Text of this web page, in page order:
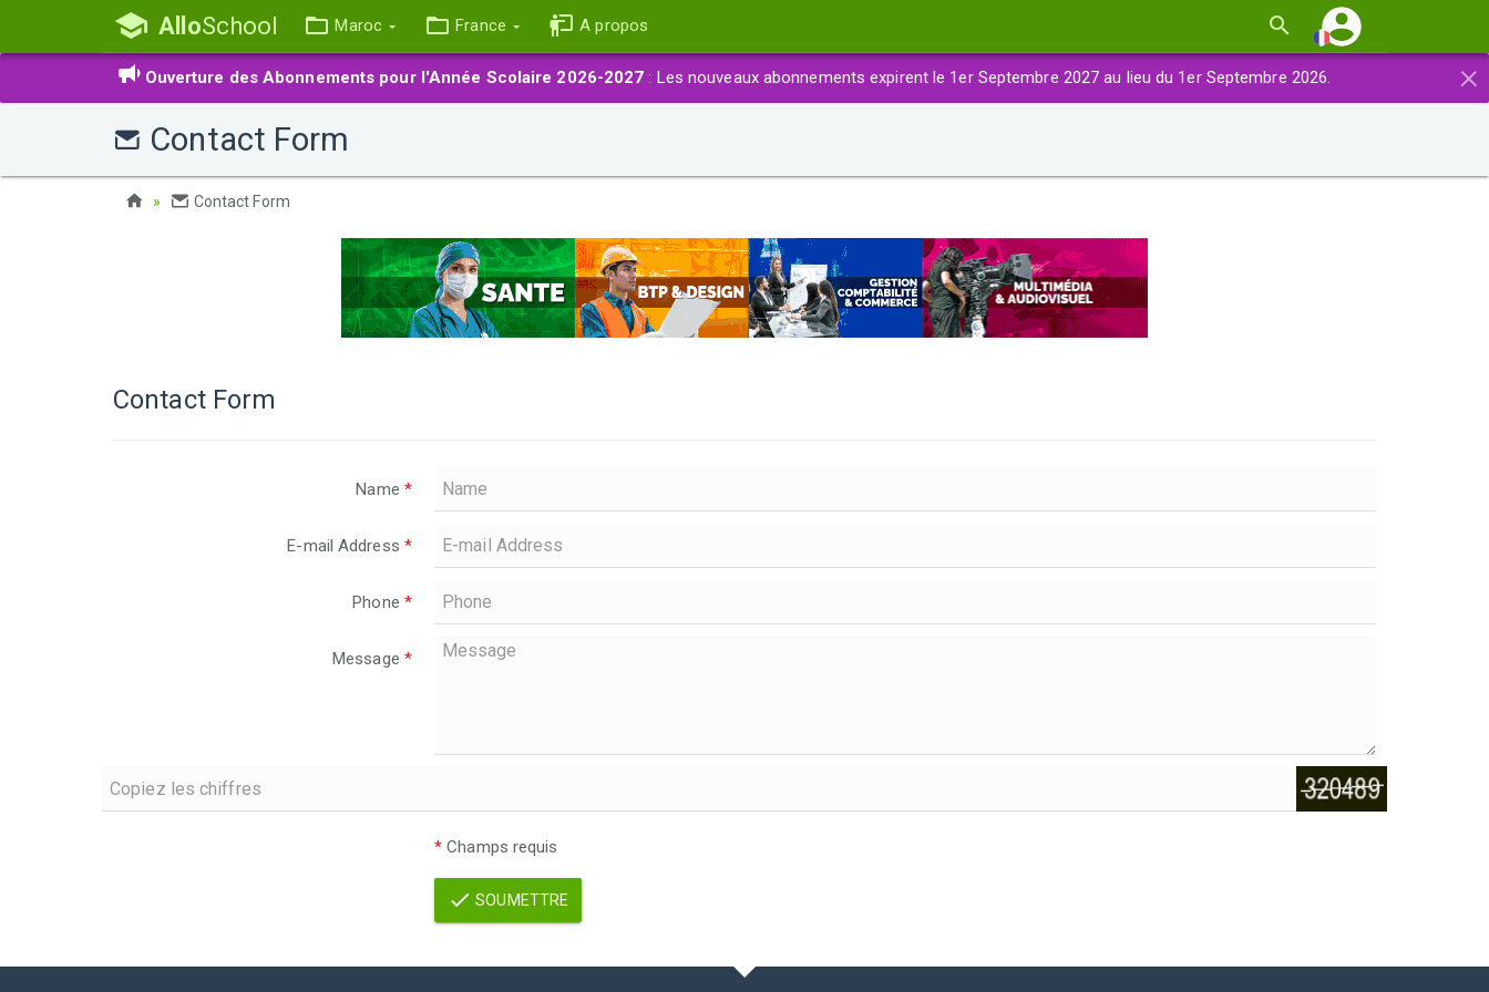
AlloSchool Maroc France A propos
×
Ouverture des Abonnements pour l'Année Scolaire 2026-2027 : Les nouveaux abonnements expirent le 1er Septembre 2027 au lieu du 1er Septembre 2026.
Contact Form
Contact Form
Contact Form
Name *
E-mail Address *
Phone *
Message *
* Champs requis
SOUMETTRE